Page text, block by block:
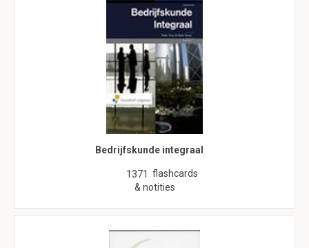
Bedrijfskunde integraal
1371 flashcards
& notities